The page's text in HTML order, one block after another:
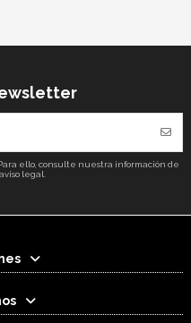
ello, consulte nuestra información de
legal.